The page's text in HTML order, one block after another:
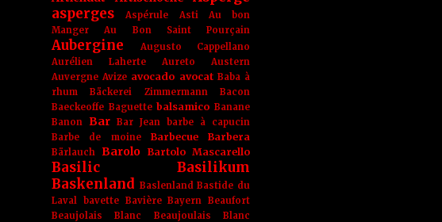
asperges
Aspérule Asti
Au bon
Manger
Au Bon Saint Pourçain
Aubergine
Augusto Cappellano
Aurélien Laherte
Aureto
Austern
Auvergne Avize avocado avocat Baba à
rhum
Bäckerei Zimmermann
Bacon
Baeckeoffe Baguette balsamico Banane
Banon Bar Bar Jean
barbe à capucin
Barbe de moine
Barbecue Barbera
Bärlauch Barolo Bartolo Mascarello
Basilic
Basilikum
Baskenland Baslenland Bastide du
Laval
bavette Bavière Bayern Beaufort
Beaujolais Blanc
Beaujoulais Blanc